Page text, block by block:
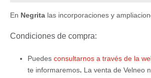
En Negrita las incorporaciones y
Condiciones de compra:
Puedes consultarnos a través de la
te informaremos. La venta de Velneo